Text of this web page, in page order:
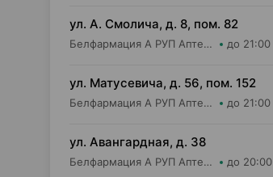
ул. А. Смолича, д. 8, пом. 82
Белфармация А РУП Аптека №3 до 21:00
ул. Матусевича, д. 56, пом. 152
Белфармация А РУП Аптека №68 до 21:00
ул. Авангардная, д. 38
Белфармация А РУП Аптека №34 до 20:00